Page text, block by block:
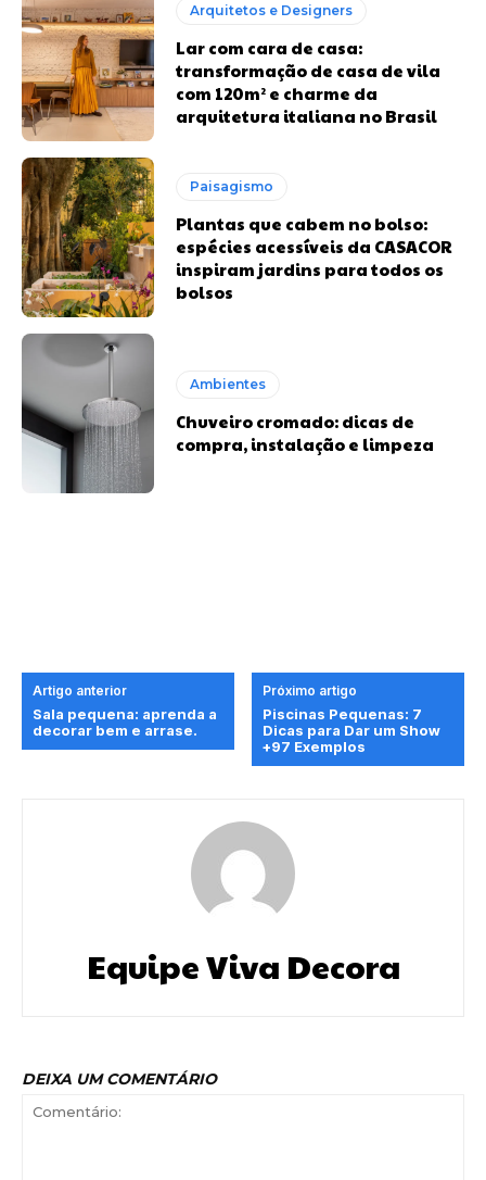
Arquitetos e Designers
Lar com cara de casa:
transformação de casa de vila
com 120m² e charme da
arquitetura italiana no Brasil
Paisagismo
Plantas que cabem no bolso:
espécies acessíveis da CASACOR
inspiram jardins para todos os
bolsos
Ambientes
Chuveiro cromado: dicas de
compra, instalação e limpeza
Artigo anterior
Sala pequena: aprenda a
decorar bem e arrase.
Próximo artigo
Piscinas Pequenas: 7
Dicas para Dar um Show
+97 Exemplos
Equipe Viva Decora
DEIXA UM COMENTÁRIO